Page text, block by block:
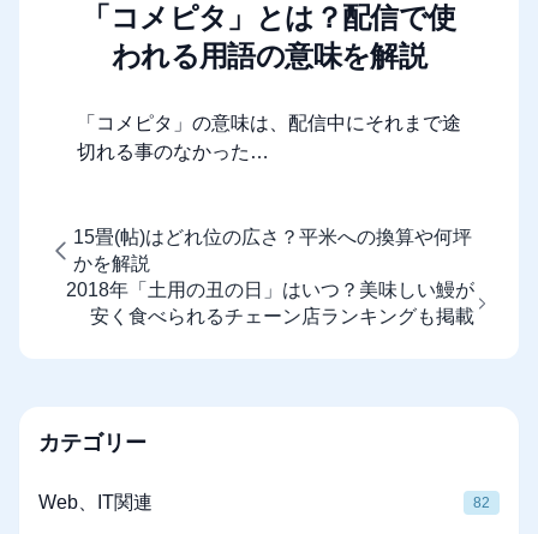
「コメピタ」とは？配信で使
われる用語の意味を解説
「コメピタ」の意味は、配信中にそれまで途
切れる事のなかった…
15畳(帖)はどれ位の広さ？平米への換算や何坪
かを解説
2018年「土用の丑の日」はいつ？美味しい鰻が
安く食べられるチェーン店ランキングも掲載
カテゴリー
Web、IT関連 82